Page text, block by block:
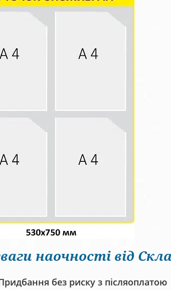
наочності від
без риску з післяоплатою